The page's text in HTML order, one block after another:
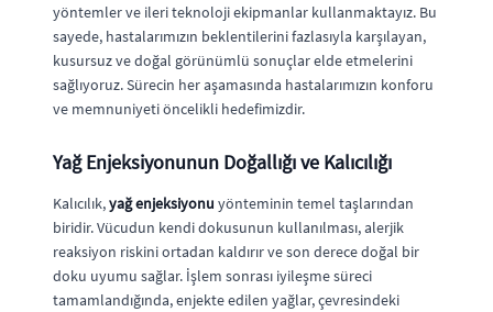
yöntemler ve ileri teknoloji ekipmanlar kullanmaktayız. Bu
sayede, hastalarımızın beklentilerini fazlasıyla karşılayan,
kusursuz ve doğal görünümlü sonuçlar elde etmelerini
sağlıyoruz. Sürecin her aşamasında hastalarımızın konforu
ve memnuniyeti öncelikli hedefimizdir.
Yağ Enjeksiyonunun Doğallığı ve Kalıcılığı
Kalıcılık,yağ enjeksiyonu yönteminin temel taşlarından
biridir. Vücudun kendi dokusunun kullanılması, alerjik
reaksiyon riskini ortadan kaldırır ve son derece doğal bir
doku uyumu sağlar. İşlem sonrası iyileşme süreci
tamamlandığında, enjekte edilen yağlar, çevresindeki